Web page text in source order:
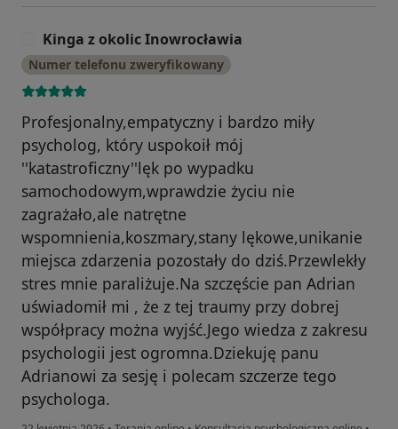
Kinga z okolic Inowrocławia
Numer telefonu zweryfikowany
Profesjonalny,empatyczny i bardzo miły
psycholog, który uspokoił mój
''katastroficzny''lęk po wypadku
samochodowym,wprawdzie życiu nie
zagrażało,ale natrętne
wspomnienia,koszmary,stany lękowe,unikanie
miejsca zdarzenia pozostały do dziś.Przewlekły
stres mnie paraliżuje.Na szczęście pan Adrian
uświadomił mi , że z tej traumy przy dobrej
współpracy można wyjść.Jego wiedza z zakresu
psychologii jest ogromna.Dziekuję panu
Adrianowi za sesję i polecam szczerze tego
psychologa.